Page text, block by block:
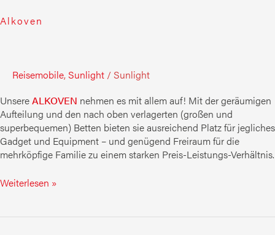
Alkoven
Reisemobile, Sunlight / Sunlight
UnsereALKOVEN nehmen es mit allem auf! Mit der geräumigen
Aufteilung und den nach oben verlagerten (großen und
superbequemen) Betten bieten sie ausreichend Platz für jegliches
Gadget und Equipment – und genügend Freiraum für die
mehrköpfige Familie zu einem starken Preis-Leistungs-Verhältnis.
Weiterlesen »